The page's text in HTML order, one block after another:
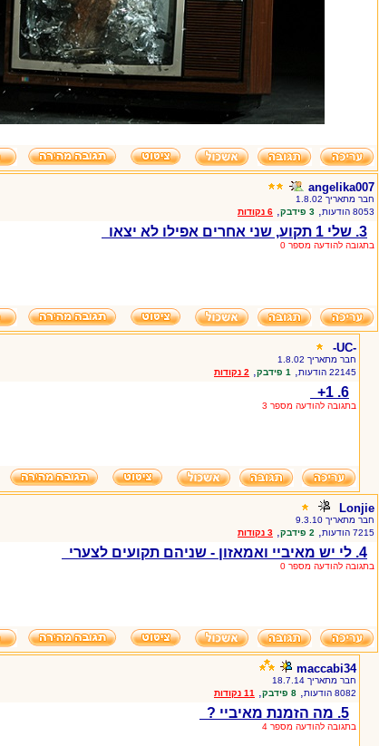
angelika007
חבר מתאריך 1.8.02
8053 הודעות
, 3 פידבק , 6 נקודות
3. שלי 1 תקוע, שני אחרים אפילו לא יצאו
בתגובה להודעה מספר 0
-UC-
חבר מתאריך 1.8.02
22145 הודעות
, 1 פידבק , 2 נקודות
6. 1+
בתגובה להודעה מספר 3
Lonjie
חבר מתאריך 9.3.10
7215 הודעות
, 2 פידבק , 3 נקודות
4. לי יש מאיביי ואמאזון - שניהם תקועים לצערי
בתגובה להודעה מספר 0
maccabi34
חבר מתאריך 18.7.14
8082 הודעות
, 8 פידבק , 11 נקודות
5. מה הזמנת מאיביי ?
בתגובה להודעה מספר 4